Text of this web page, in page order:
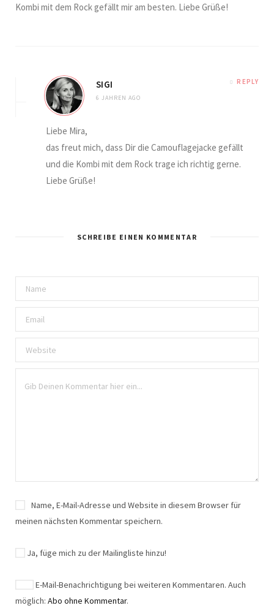
Kombi mit dem Rock gefällt mir am besten. Liebe Grüße!
SIGI
6 JAHREN AGO
REPLY
Liebe Mira,
das freut mich, dass Dir die Camouflagejacke gefällt
und die Kombi mit dem Rock trage ich richtig gerne.
Liebe Grüße!
SCHREIBE EINEN KOMMENTAR
Name, E-Mail-Adresse und Website in diesem Browser für
meinen nächsten Kommentar speichern.
Ja, füge mich zu der Mailingliste hinzu!
E-Mail-Benachrichtigung bei weiteren Kommentaren. Auch
möglich: Abo ohne Kommentar.